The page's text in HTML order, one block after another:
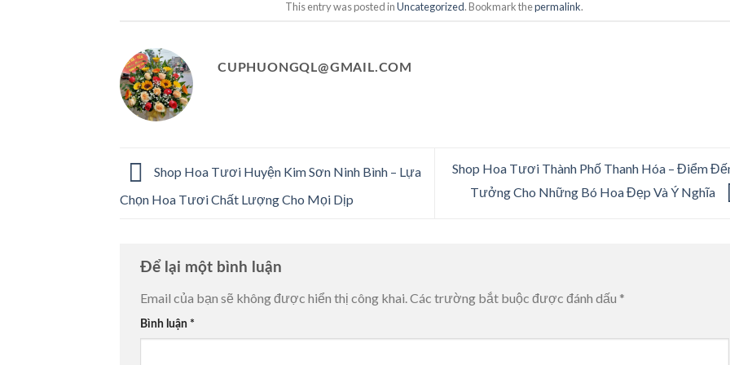
This entry was posted inUncategorized. Bookmark thepermalink.
CUPHUONGQL@GMAIL.COM
Shop Hoa Tươi Huyện Kim Sơn Ninh Bình – Lựa
Chọn Hoa Tươi Chất Lượng Cho Mọi Dịp
Shop Hoa Tươi Thành Phố Thanh Hóa – Điểm
Tưởng Cho Những Bó Hoa Đẹp Và Ý Nghĩa
Để lại một bình luận
Email của bạn sẽ không được hiển thị công khai.Các trường bắt buộc được đánh dấu *
Bình luận *